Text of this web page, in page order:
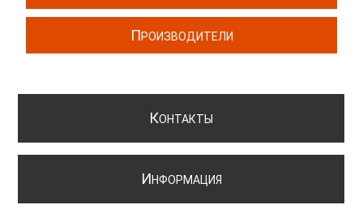
ПРОИЗВОДИТЕЛИ
КОНТАКТЫ
ИНФОРМАЦИЯ